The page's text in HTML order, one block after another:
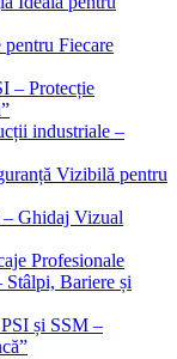
Fiecare
– Protecție
industriale –
Vizibilă pentru
– Ghidaj Vizual
Profesionale
Stâlpi, Bariere și
și SSM –